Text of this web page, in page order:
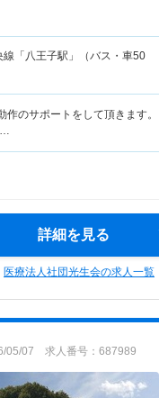
「八王子駅」（バス・車50
のサポートをして頂きます。
…
詳細を見る
医療法人社団光生会の求人一覧
05/07 求人番号：687989